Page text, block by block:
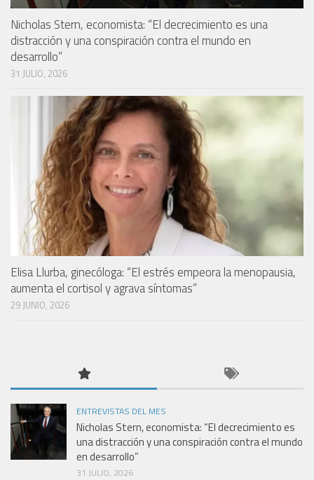
Nicholas Stern, economista: “El decrecimiento es una
distracción y una conspiración contra el mundo en
desarrollo”
31 JULIO, 2026
Elisa Llurba, ginecóloga: “El estrés empeora la menopausia,
aumenta el cortisol y agrava síntomas”
29 JUNIO, 2026
ENTREVISTAS DEL MES
Nicholas Stern, economista: “El decrecimiento es
una distracción y una conspiración contra el mundo
en desarrollo”
31 JULIO, 2026